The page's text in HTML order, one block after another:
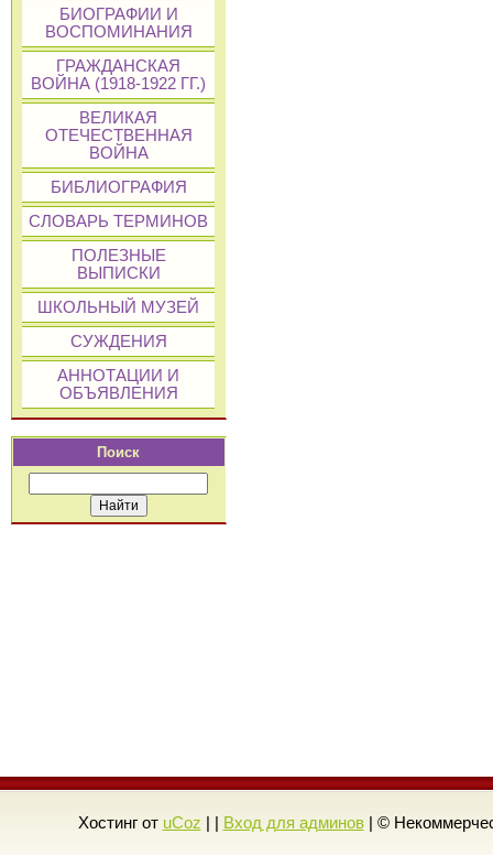
БИОГРАФИИ И
ВОСПОМИНАНИЯ
ГРАЖДАНСКАЯ
ВОЙНА (1918-1922 ГГ.)
ВЕЛИКАЯ
ОТЕЧЕСТВЕННАЯ
ВОЙНА
БИБЛИОГРАФИЯ
СЛОВАРЬ ТЕРМИНОВ
ПОЛЕЗНЫЕ
ВЫПИСКИ
ШКОЛЬНЫЙ МУЗЕЙ
СУЖДЕНИЯ
АННОТАЦИИ И
ОБЪЯВЛЕНИЯ
Поиск
Хостинг от uCoz Вход для админов| ©